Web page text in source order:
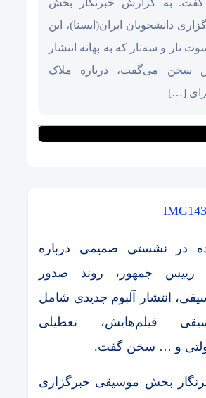
به گزارش خبرنگار بخش
دانشجویان ایران(ایسنا)، این
تار و سه‌تار که به بهانه انتشار
سخن می‌گفت‌، درباره ملاک
[…]
در نشستی صمیمی درباره
رییس جمهور، روند صدور
انتشار آلبوم جدیدی شامل
فیلم‌هایش،‌ تعطیلی
و … سخن گفت.
بخش موسیقی خبرگزاری